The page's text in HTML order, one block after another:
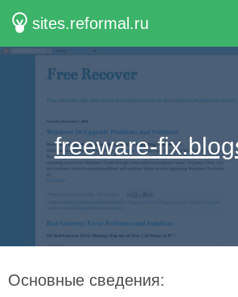
sites.reformal.ru
freeware-
Основные сведения: